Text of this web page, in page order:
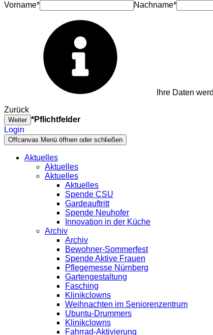
Vorname* Nachname*
Ihre Daten
Zurück
Weiter *Pflichtfelder
Login
Offcanvas Menü öffnen oder schließen
Aktuelles
Aktuelles
Aktuelles
Aktuelles
Spende CSU
Gardeauftritt
Spende Neuhofer
Innovation in der Küche
Archiv
Archiv
Bewohner-Sommerfest
Spende Aktive Frauen
Pflegemesse Nürnberg
Gartengestaltung
Fasching
Klinikclowns
Weihnachten im Seniorenzentrum
Ubuntu-Drummers
Klinikclowns
Fahrrad-Aktivierung